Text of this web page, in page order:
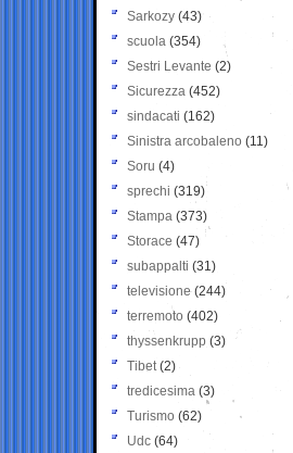
Sarkozy (43)
scuola (354)
Sestri Levante (2)
Sicurezza (452)
sindacati (162)
Sinistra arcobaleno (11)
Soru (4)
sprechi (319)
Stampa (373)
Storace (47)
subappalti (31)
televisione(244)
terremoto (402)
thyssenkrupp (3)
Tibet(2)
tredicesima (3)
Turismo (62)
Udc (64)